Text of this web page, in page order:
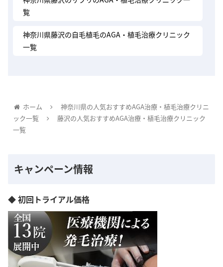
覧
神奈川県藤沢の自毛植毛のAGA・植毛治療クリニック
一覧
ホーム
神奈川県の人気おすすめAGA治療・植毛治療クリニ
ック一覧
藤沢の人気おすすめAGA治療・植毛治療クリニック
一覧
キャンペーン情報
◆ 初回トライアル価格